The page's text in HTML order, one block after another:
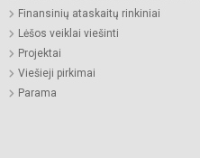
Finansinių ataskaitų rinkiniai
Lėšos veiklai viešinti
Projektai
Viešieji pirkimai
Parama